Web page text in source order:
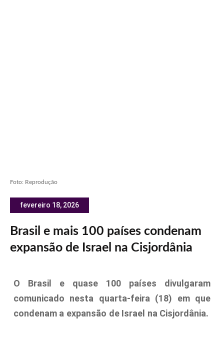
Foto: Reprodução
fevereiro 18, 2026
Brasil e mais 100 países condenam
expansão de Israel na Cisjordânia
O Brasil e quase 100 países divulgaram
comunicado nesta quarta-feira (18) em que
condenam a expansão de Israel na Cisjordânia.